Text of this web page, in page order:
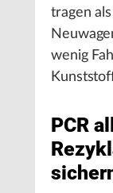
tragen
wenig
PCR